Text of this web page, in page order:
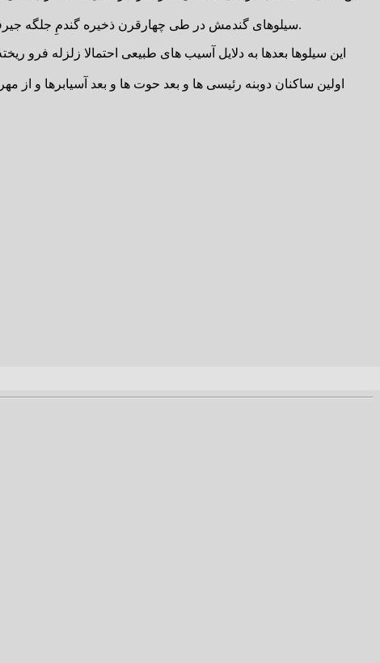
سیلوهای گندمش در طی چهارقرن ذخیره گندمِ جلگه جیرفت بوده و در طول سال به وسیله چهارپایان به کرمان انتقال داده می شد، تا مردمانش را دلخوش از دسترنج زعیم وبرکت خداوند گرداند.
این سیلوها بعدها به دلایل آسیب های طبیعی احتمالا زلزله فرو